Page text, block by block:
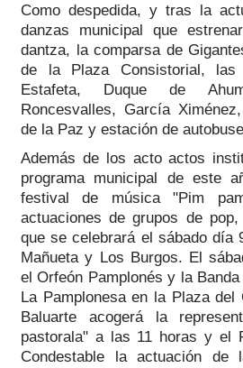
Como despedida, y tras la
danzas municipal que
dantza, la comparsa de
de la Plaza Consistorial, las
Estafeta, Duque de
Roncesvalles, García
de la Paz y estación de
Además de los acto actos
programa municipal de este
festival de música "Pim
actuaciones de grupos de
que se celebrará el sábado día
Mañueta y Los Burgos. El
el Orfeón Pamplonés y la
La Pamplonesa en la Plaza del
Baluarte acogerá la
pastorala" a las 11 horas y el
Condestable la actuación de